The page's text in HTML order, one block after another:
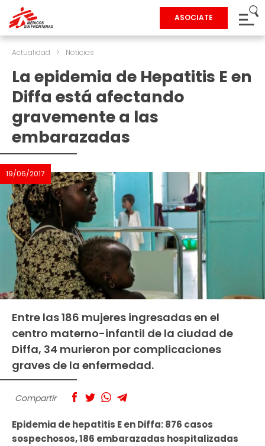
ASOCIATE
Actualidad > Noticias
La epidemia de Hepatitis E en
Diffa está afectando
gravemente a las
embarazadas
19/06/2017
Entre las 186 mujeres ingresadas en el
centro materno-infantil de la ciudad de
Diffa, 34 murieron por complicaciones
graves de la enfermedad.
Compartir
Epidemia de hepatitis E en Diffa: 876 casos
sospechosos, 186 embarazadas hospitalizadas